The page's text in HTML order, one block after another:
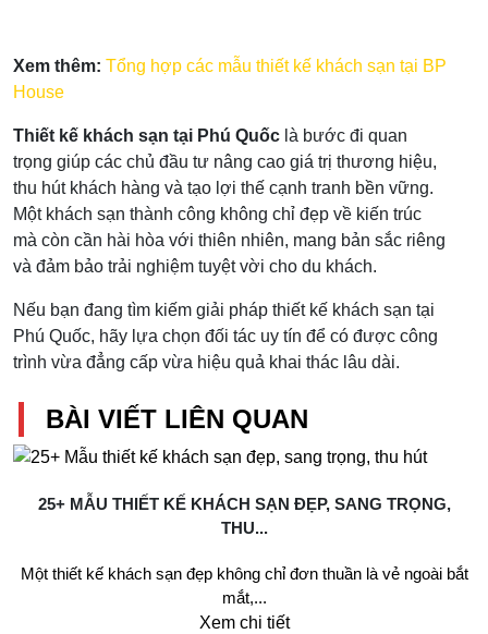
Xem thêm: Tổng hợp các mẫu thiết kế khách sạn tại BP
House
Thiết kế khách sạn tại Phú Quốc là bước đi quan
trọng giúp các chủ đầu tư nâng cao giá trị thương hiệu,
thu hút khách hàng và tạo lợi thế cạnh tranh bền vững.
Một khách sạn thành công không chỉ đẹp về kiến trúc
mà còn cần hài hòa với thiên nhiên, mang bản sắc riêng
và đảm bảo trải nghiệm tuyệt vời cho du khách.
Nếu bạn đang tìm kiếm giải pháp thiết kế khách sạn tại
Phú Quốc, hãy lựa chọn đối tác uy tín để có được công
trình vừa đẳng cấp vừa hiệu quả khai thác lâu dài.
BÀI VIẾT LIÊN QUAN
25+ MẪU THIẾT KẾ KHÁCH SẠN ĐẸP, SANG TRỌNG,
THU...
Một thiết kế khách sạn đẹp không chỉ đơn thuần là vẻ ngoài bắt
mắt,...
Xem chi tiết